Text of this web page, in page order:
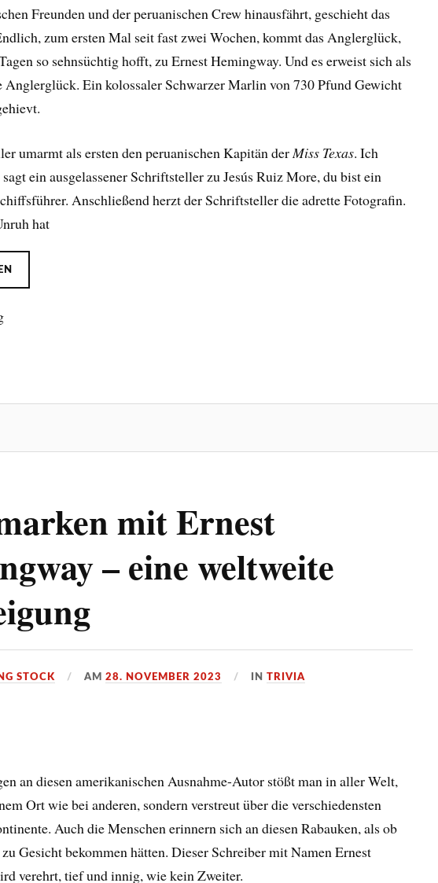
Freunden und der peruanischen Crew hinausfährt, geschieht das
zum ersten Mal seit fast zwei Wochen, kommt das Anglerglück,
so sehnsüchtig hofft, zu Ernest Hemingway. Und es erweist sich als
Anglerglück. Ein kolossaler Schwarzer Marlin von 730 Pfund Gewicht
umarmt als ersten den peruanischen Kapitän der Miss Texas. Ich
ein ausgelassener Schriftsteller zu Jesús Ruiz More, du bist ein
Anschließend herzt der Schriftsteller die adrette Fotografin.
hat
mit Ernest
– eine weltweite
STOCK AM28. NOVEMBER 2023 INTRIVIA
an diesen amerikanischen Ausnahme-Autor stößt man in aller Welt,
Ort wie bei anderen, sondern verstreut über die verschiedensten
Auch die Menschen erinnern sich an diesen Rabauken, als ob
Gesicht bekommen hätten. Dieser Schreiber mit Namen Ernest
verehrt, tief und innig, wie kein Zweiter.